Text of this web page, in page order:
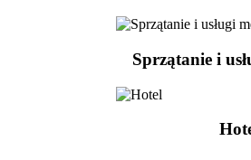
Sprzątanie i